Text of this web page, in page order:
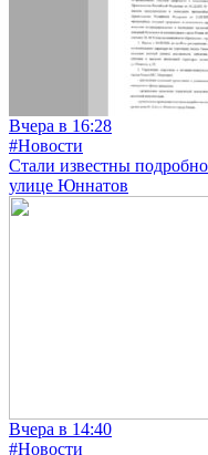
Вчера в 16:28
#Новости
Стали известны
улице Юннатов
Вчера в 14:40
#Новости